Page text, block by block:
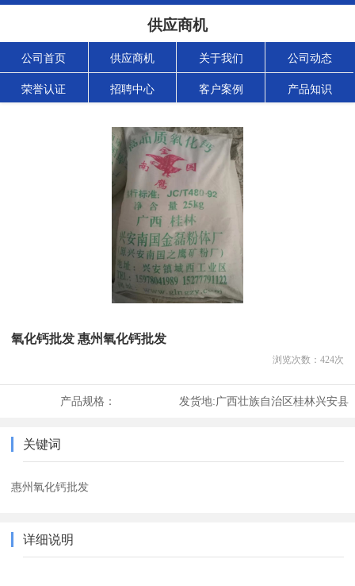
供应商机
公司首页 供应商机 关于我们 公司动态
荣誉认证 招聘中心 客户案例 产品知识
氧化钙批发 惠州氧化钙批发
浏览次数： 424次
产品规格： 发货地:广西壮族自治区桂林兴安县
关键词
惠州氧化钙批发
详细说明